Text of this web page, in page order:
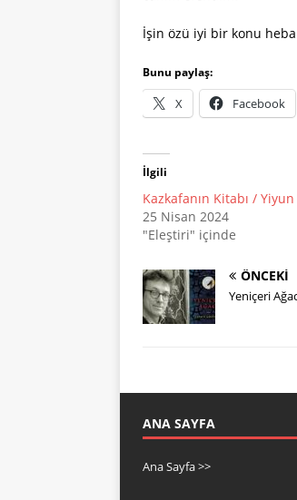
İşin özü iyi bir konu
Bunu paylaş:
X Facebook
İlgili
Kazkafanın Kitabı / Yiyun
25 Nisan 2024
"Eleştiri" içinde
ÖNCEKI
Yeniçeri
ANA SAYFA
Ana Sayfa >>